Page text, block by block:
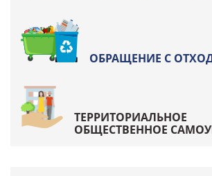
ОБРАЩЕНИЕ С
ТЕРРИТОРИАЛЬНОЕ
ОБЩЕСТВЕННОЕ